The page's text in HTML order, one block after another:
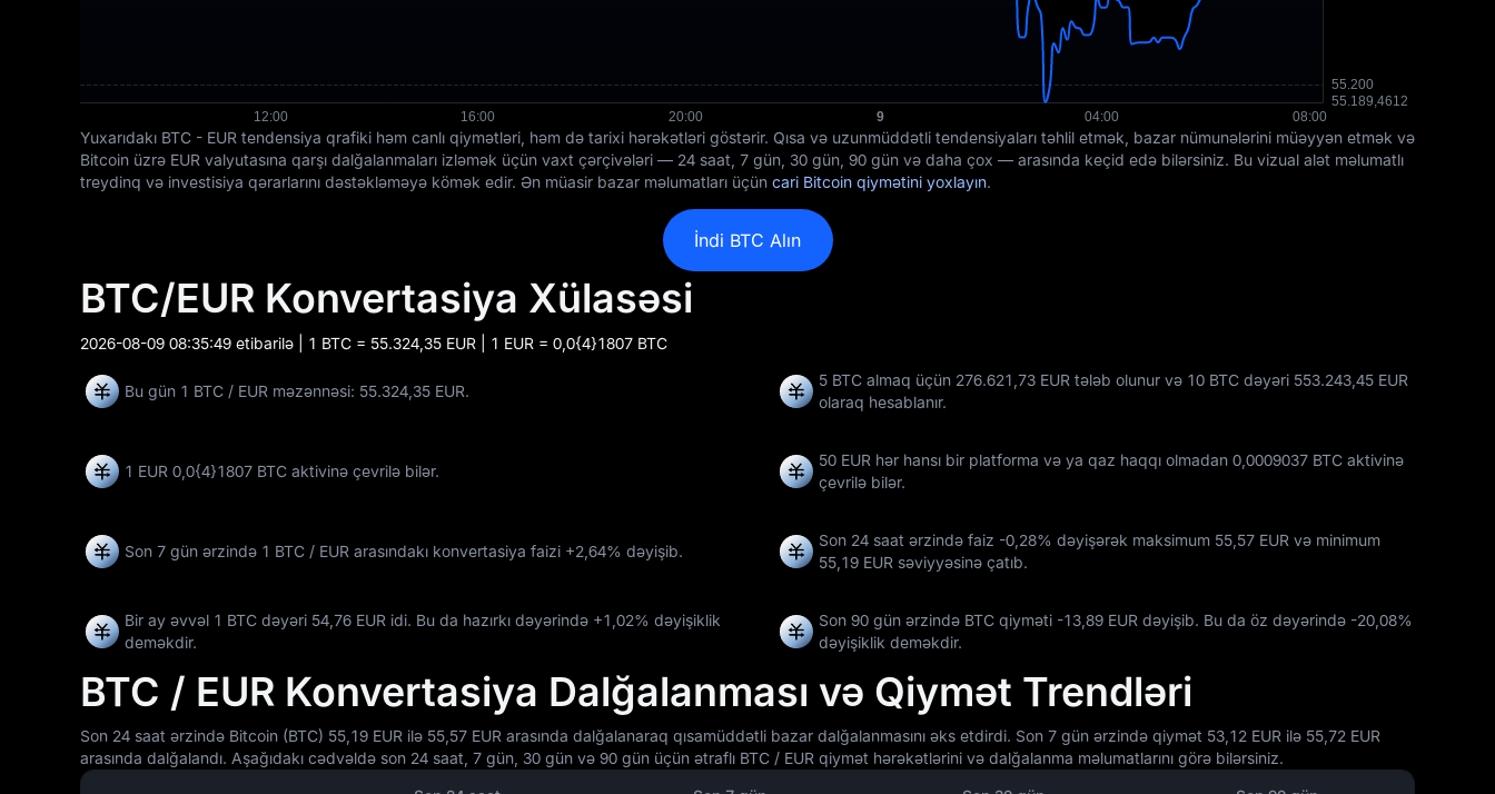
Yuxarıdakı BTC - EUR tendensiya qrafiki həm canlı qiymətləri, həm də tarixi hərəkətləri göstərir. Qısa və uzunmüddətli tendensiyaları təhlil etmək, bazar nümunələrini müəyyən etmək və
Bitcoin üzrə EUR valyutasına qarşı dalğalanmaları izləmək üçün vaxt çərçivələri — 24 saat, 7 gün, 30 gün, 90 gün və daha çox — arasında keçid edə bilərsiniz. Bu vizual alət məlumatlı
treydinq və investisiya qərarlarını dəstəkləməyə kömək edir. Ən müasir bazar məlumatları üçün cari Bitcoin qiymətini yoxlayın.
İndi BTC Alın
BTC/EUR Konvertasiya Xülasəsi
2026-08-09 08:35:49 etibarilə | 1 BTC = 55.324,35 EUR | 1 EUR = 0,0{4}1807 BTC
Bu gün 1 BTC / EUR məzənnəsi: 55.324,35 EUR.
5 BTC almaq üçün 276.621,73 EUR tələb olunur və 10 BTC dəyəri 553.243,45 EUR
olaraq hesablanır.
1 EUR 0,0{4}1807 BTC aktivinə çevrilə bilər.
50 EUR hər hansı bir platforma və ya qaz haqqı olmadan 0,0009037 BTC aktivinə
çevrilə bilər.
Son 7 gün ərzində 1 BTC / EUR arasındakı konvertasiya faizi +2,64% dəyişib.
Son 24 saat ərzində faiz -0,28% dəyişərək maksimum 55,57 EUR və minimum
55,19 EUR səviyyəsinə çatıb.
Bir ay əvvəl 1 BTC dəyəri 54,76 EUR idi. Bu da hazırkı dəyərində +1,02% dəyişiklik
deməkdir.
Son 90 gün ərzində BTC qiyməti -13,89 EUR dəyişib. Bu da öz dəyərində -20,08%
dəyişiklik deməkdir.
BTC / EUR Konvertasiya Dalğalanması və Qiymət Trendləri
Son 24 saat ərzində Bitcoin (BTC) 55,19 EUR ilə 55,57 EUR arasında dalğalanaraq qısamüddətli bazar dalğalanmasını əks etdirdi. Son 7 gün ərzində qiymət 53,12 EUR ilə 55,72 EUR
arasında dalğalandı. Aşağıdakı cədvəldə son 24 saat, 7 gün, 30 gün və 90 gün üçün ətraflı BTC / EUR qiymət hərəkətlərini və dalğalanma məlumatlarını görə bilərsiniz.